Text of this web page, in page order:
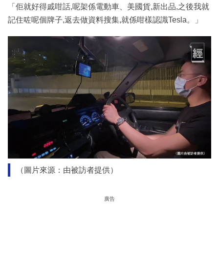
「佢就好得戚咁話,呢架係電動車、美國貨,新出品,之後我就
記住咗呢個牌子,返去做資料搜集,就係咁樣認識Tesla。」
（圖片來源：由被訪者提供）
廣告